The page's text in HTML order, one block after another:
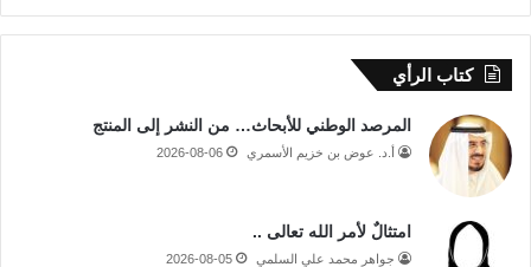
كتاب الرأي
المرصد الوطني للأبحاث… من النشر إلى المنتج
أ.د. عوض بن خزيم الأسمري 2026-08-06
امتثالٌ لأمر الله تعالى ..
جواهر محمد علي السلمي 2026-08-05